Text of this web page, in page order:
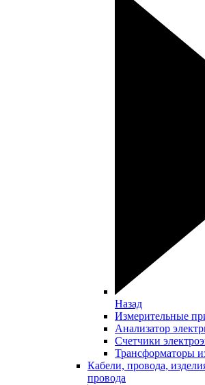
Назад
Измерительные
Анализатор
Счетчики
Трансформаторы
Кабели, провода,
провода